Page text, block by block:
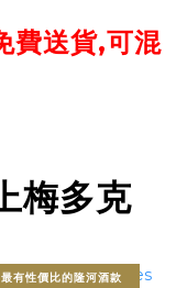
送貨,可混
梅多克
有性價比的隆河酒款